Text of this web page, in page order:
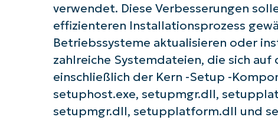
verwendet. Diese Verbesserungen
effizienteren Installationsprozess
Betriebssysteme aktualisieren oder
zahlreiche Systemdateien, die sich auf
einschließlich der Kern -Setup -
setuphost.exe, setupmgr.dll,
setupmgr.dll, setupplatform.dll und